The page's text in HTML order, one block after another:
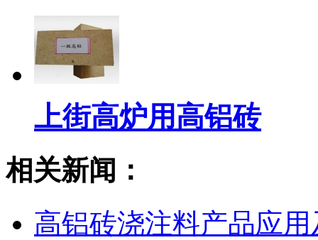
上街高炉用高铝砖
相关新闻：
高铝砖浇注料产品应